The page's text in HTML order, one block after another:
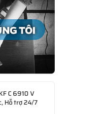
C 6910 V
Hỗ trợ 24/7